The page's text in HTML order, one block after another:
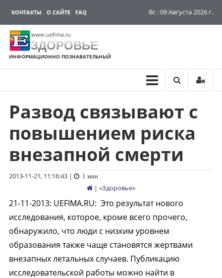
КОНТАКТЫ О САЙТЕ FAQ Вс : 09 Августа 2026 г.
www.uefima.ru
ЗДОРОВЬЕ
ИНФОРМАЦИОННО ПОЗНАВАТЕЛЬНЫЙ
Перейти
содержимому
Развод связывают с
повышением риска
внезапной смерти
2013-11-21, 11:16:43| 1 мин
| «Здоровье»
21-11-2013: UEFIMA.RU: Это результат нового
исследования, которое, кроме всего прочего,
обнаружило, что люди с низким уровнем
образования также чаще становятся жертвами
внезапных летальных случаев. Публикацию
исследовательской работы можно найти в